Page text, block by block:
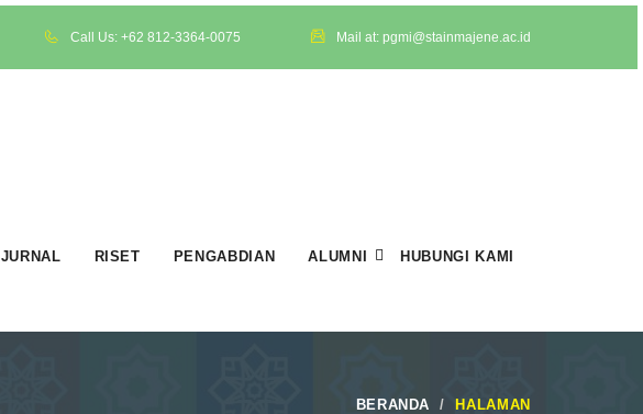
Call Us: +62 812-3364-0075 Mail at: pgmi@stainmajene.ac.id
JURNAL RISET PENGABDIAN ALUMNI HUBUNGI KAMI
BERANDA HALAMAN